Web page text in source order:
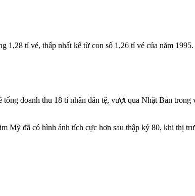
1,28 tỉ vé, thấp nhất kể từ con số 1,26 tỉ vé của năm 1995.
doanh thu 18 tỉ nhân dân tệ, vượt qua Nhật Bản
Mỹ đã có hình ảnh tích cực hơn sau thập kỷ 80, khi thị